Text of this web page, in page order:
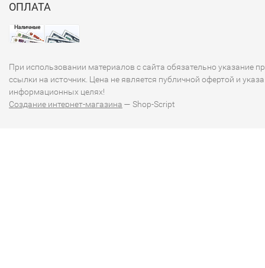
ОПЛАТА
При использовании материалов с сайта обязательно указание
ссылки на источник. Цена не является публичной офертой и
информационных целях!
Создание интернет-магазина — Shop-Script